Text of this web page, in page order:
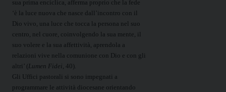
sua prima enciclica, afferma proprio che la fede
‘è la luce nuova che nasce dall’incontro con il
Dio vivo, una luce che tocca la persona nel suo
centro, nel cuore, coinvolgendo la sua mente, il
suo volere e la sua affettività, aprendola a
relazioni vive nella comunione con Dio e con gli
altri’ (Lumen Fidei, 40).
Gli Uffici pastorali si sono impegnati a
programmare le attività diocesane orientando